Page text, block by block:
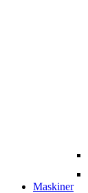
Maskiner